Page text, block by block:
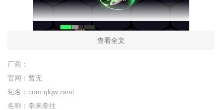
查看全文
厂商：
官网： 暂无
包名： com.qlqw.zsml
名称： 拳来拳往